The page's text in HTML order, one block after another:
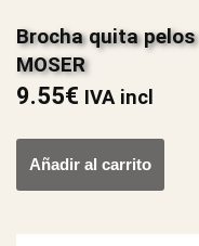
Brocha quita
MOSER
9.55€ IVA incl
Añadir al carrito